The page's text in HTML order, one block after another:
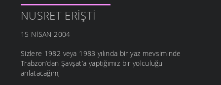
NUSRET ERIŞTI
15 NISAN 2004
Sizlere 1982 veya 1983 yılında bir yaz mevsiminde
Trabzon’dan Şavşat’a yaptığımız bir yolculuğu
anlatacağım;